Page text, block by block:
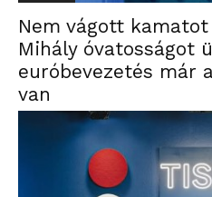
Nem vágott kamatot
Mihály óvatosságot
euróbevezetés már
van